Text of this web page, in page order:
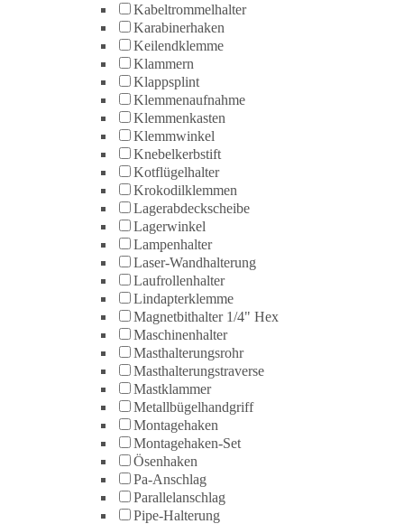
Kabeltrommelhalter
Karabinerhaken
Keilendklemme
Klammern
Klappsplint
Klemmenaufnahme
Klemmenkasten
Klemmwinkel
Knebelkerbstift
Kotflügelhalter
Krokodilklemmen
Lagerabdeckscheibe
Lagerwinkel
Lampenhalter
Laser-Wandhalterung
Laufrollenhalter
Lindapterklemme
Magnetbithalter 1/4" Hex
Maschinenhalter
Masthalterungsrohr
Masthalterungstraverse
Mastklammer
Metallbügelhandgriff
Montagehaken
Montagehaken-Set
Ösenhaken
Pa-Anschlag
Parallelanschlag
Pipe-Halterung